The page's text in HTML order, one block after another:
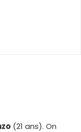
(21 ans). On